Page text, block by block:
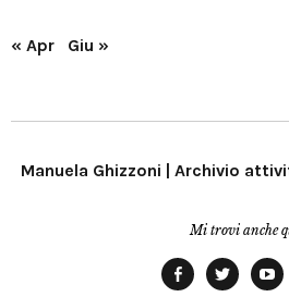
« Apr Giu »
Manuela Ghizzoni | Archivio
Mi trovi anche